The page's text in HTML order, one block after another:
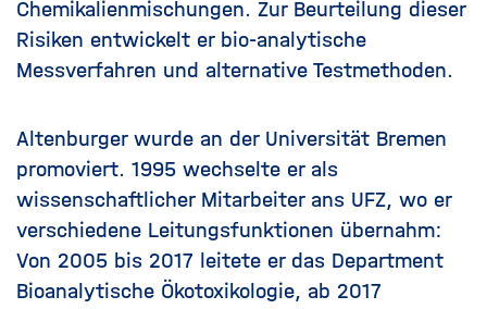
Chemikalienmischungen. Zur Beurteilung dieser
Risiken entwickelt er bio-analytische
Messverfahren und alternative Testmethoden.
Altenburger wurde an der Universität Bremen
promoviert. 1995 wechselte er als
wissenschaftlicher Mitarbeiter ans UFZ, wo er
verschiedene Leitungsfunktionen übernahm:
Von 2005 bis 2017 leitete er das Department
Bioanalytische Ökotoxikologie, ab 2017